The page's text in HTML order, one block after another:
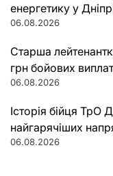
енергетику у
06.08.2026
Старша
грн бойових
06.08.2026
Історія бійця ТрО
найгарячіших
06.08.2026